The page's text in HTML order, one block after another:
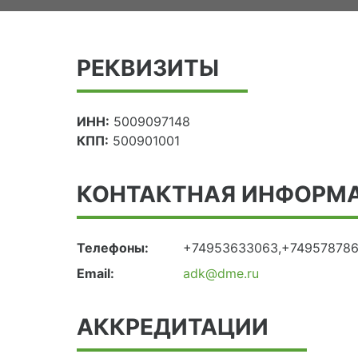
РЕКВИЗИТЫ
ИНН: 5009097148
КПП: 500901001
КОНТАКТНАЯ
Телефоны:
Email:
adk@dme.ru
АККРЕДИТАЦИИ